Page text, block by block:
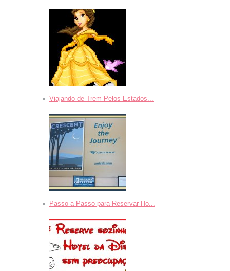
Viajando de Trem Pelos Estados...
Passo a Passo para Reservar Ho...